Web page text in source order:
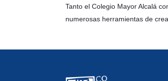
Tanto el Colegio Mayor Alcalá
numerosas herramientas de